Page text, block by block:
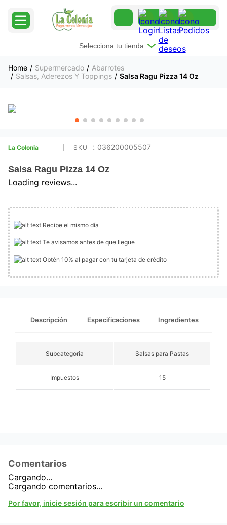
Selecciona tu tienda
Supermercado
Abarrotes
Salsas, Aderezos Y Toppings
Salsa Ragu Pizza 14 Oz
La Colonia : 036200005507
Salsa Ragu Pizza 14 Oz
Loading reviews...
Recibe el mismo día
Te avisamos antes de que llegue
Obtén 10% al pagar con tu tarjeta de crédito
Descripción Especificaciones Ingredientes
Subcategoria Salsas para Pastas
Impuestos 15
Comentarios
Cargando...
Por favor, inicie sesión para escribir un comentario
Cargando comentarios...